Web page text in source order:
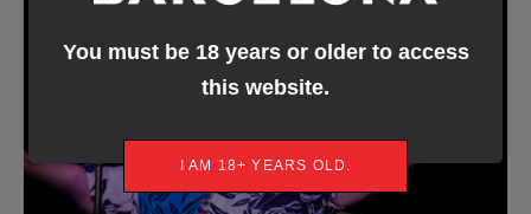
You must be 18 years or older to access
this website.
I AM 18+ YEARS OLD.